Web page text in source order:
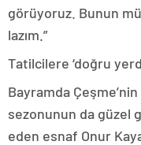
görüyoruz. Bunun
lazım.”
Tatilcilere ‘doğru
Bayramda
sezonunun da güzel
eden esnaf Onur